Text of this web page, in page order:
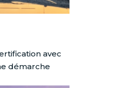
avec
démarche